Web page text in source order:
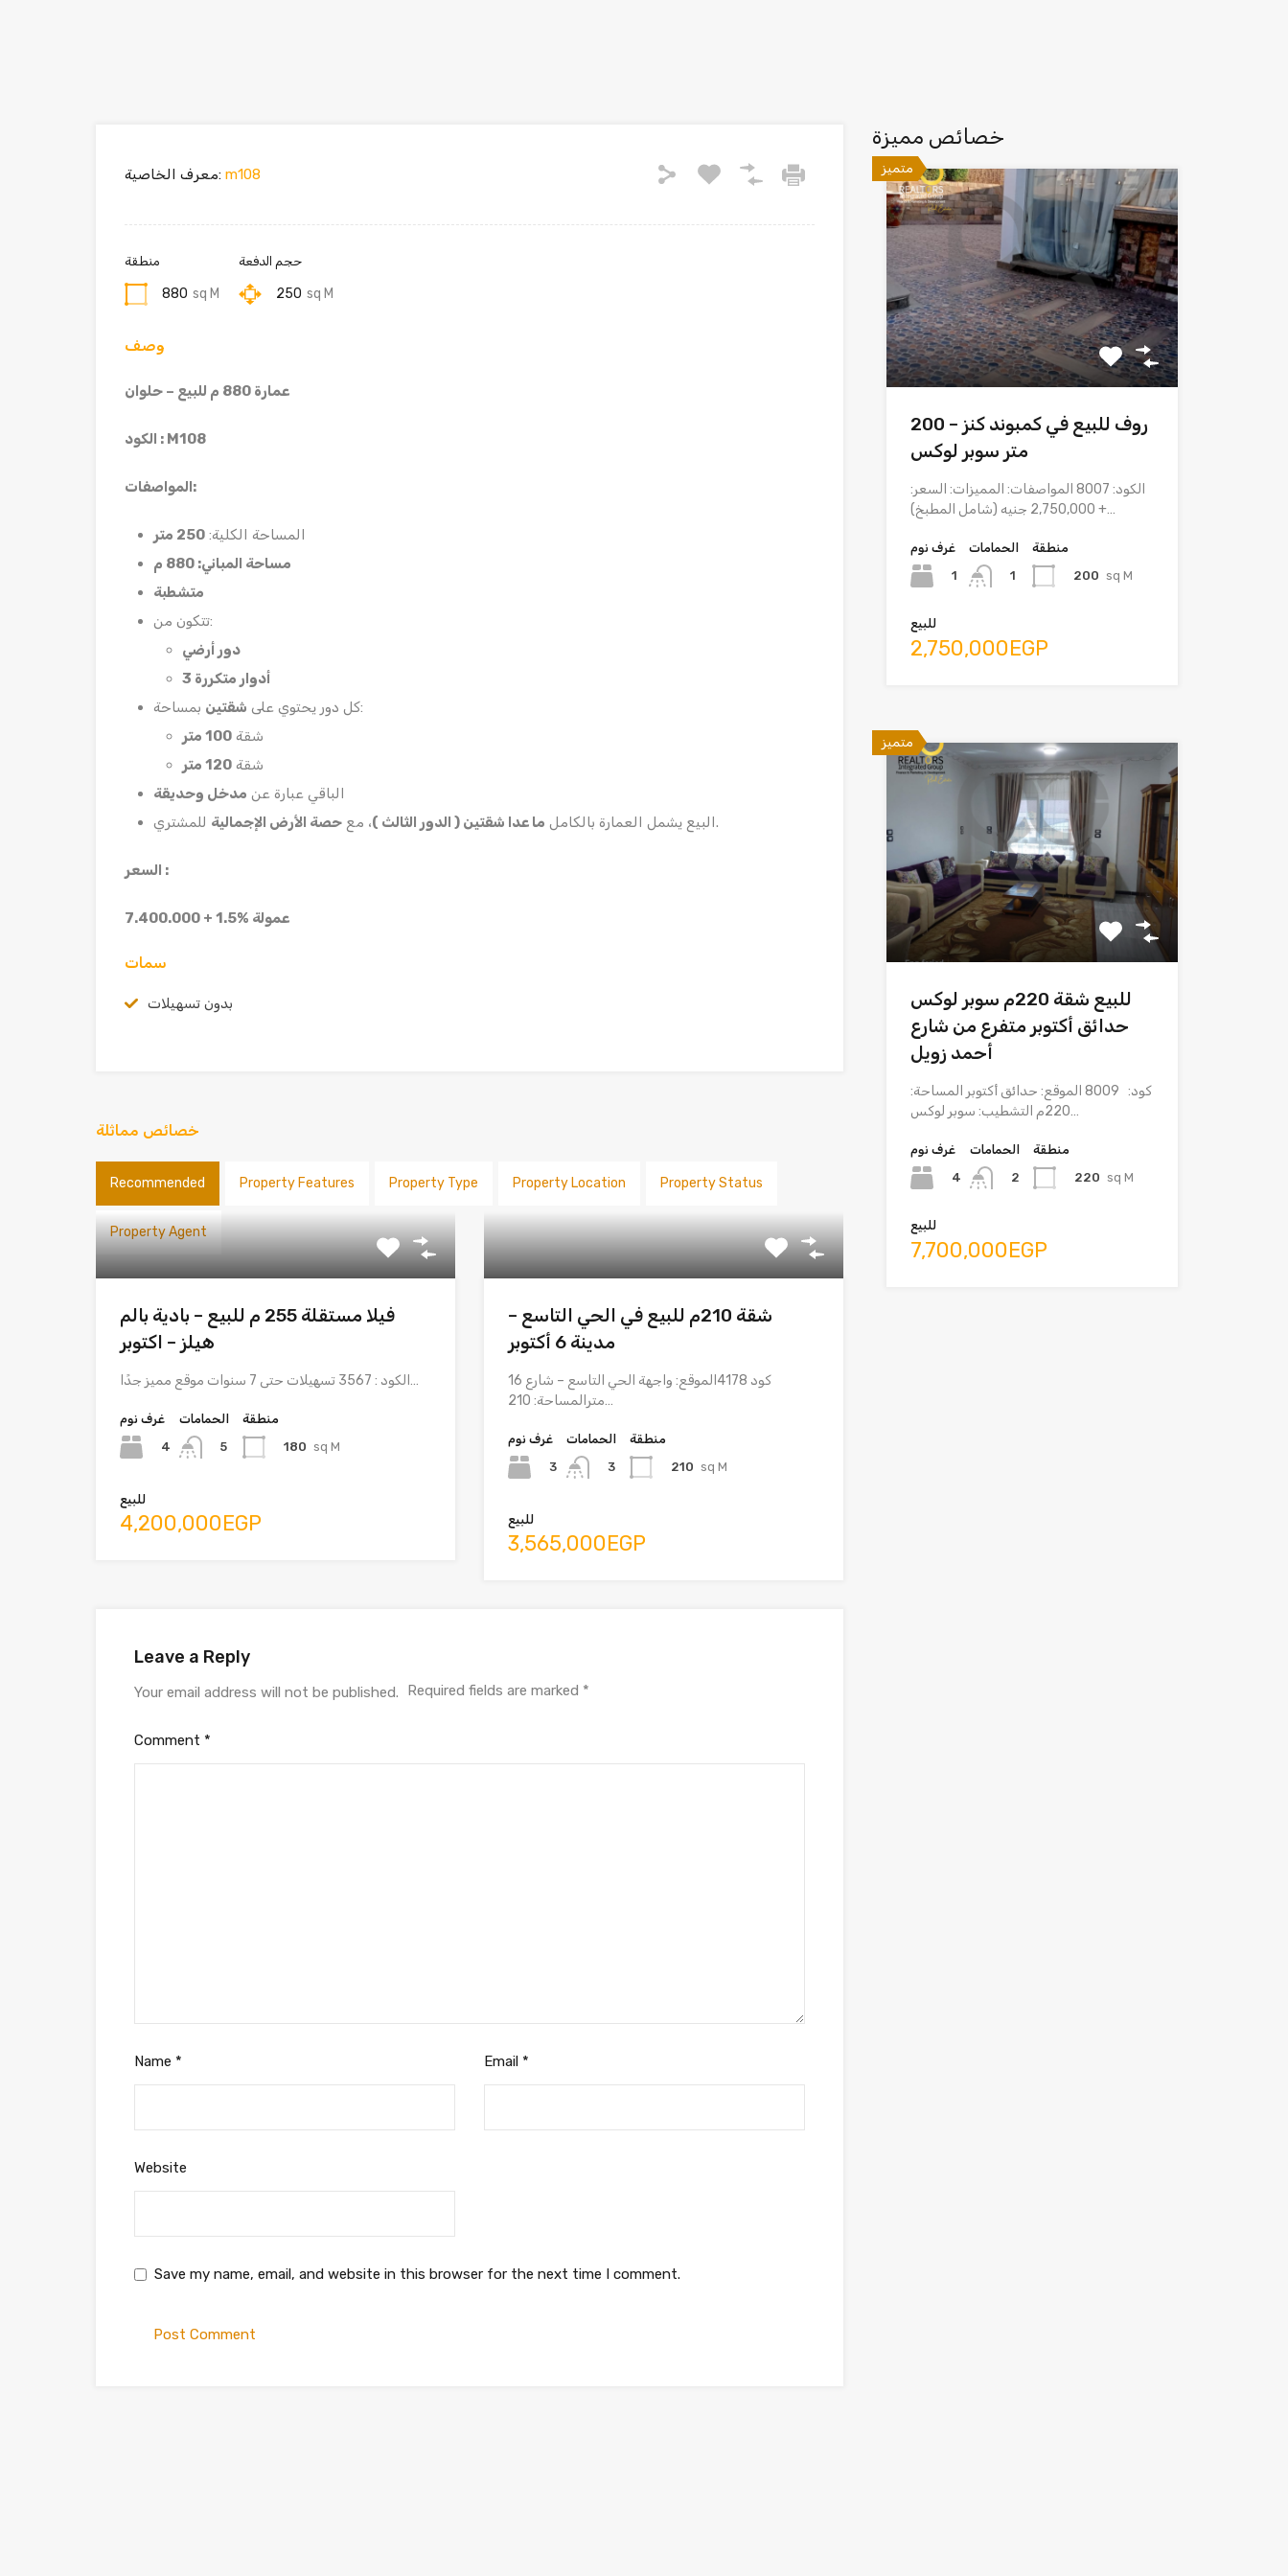
معرف الخاصية: m108
منطقة
880 sq M
حجم الدفعة
250 sq M
وصف
عمارة 880 م للبيع – حلوان
الكود : M108
المواصفات:
المساحة الكلية: 250 متر
مساحة المباني: 880 م
متشطبة
تتكون من:
دور أرضي
3 أدوار متكررة
كل دور يحتوي على شقتين
بمساحة:
شقة 100 متر
شقة 120 متر
الباقي عبارة عن مدخل وحديقة
البيع يشمل العمارة بالكامل ما عدا شقتين ( الدور الثالث )، مع حصة الأرض الإجمالية للمشتري.
السعر :
7.400.000 + 1.5% عمولة
سمات
بدون تسهيلات
خصائص مماثلة
Recommended Property Features Property Type Property Location Property Status
Property Agent
فيلا مستقلة 255 م للبيع – بادية بالم
هيلز – اكتوبر
الكود : 3567 تسهيلات حتى 7 سنوات موقع مميز جدًا…
غرف نوم
4
الحمامات
5
منطقة
180 sq M
للبيع
4,200,000EGP
شقة 210م للبيع في الحي التاسع –
مدينة 6 أكتوبر
كود 4178الموقع: واجهة الحي التاسع – شارع 16
مترالمساحة: 210…
غرف نوم
3
الحمامات
3
منطقة
210 sq M
للبيع
3,565,000EGP
Leave a Reply
Your email address will not be published. Required fields are marked *
Comment *
Name * Email *
Website
Save my name, email, and website in this browser for the next time I comment.
خصائص مميزة
متميز
روف للبيع في كمبوند كنز – 200
متر سوبر لوكس
الكود: 8007 المواصفات: المميزات: السعر:
2,750,000 جنيه (شامل المطبخ) +…
غرف نوم
1
الحمامات
1
منطقة
200 sq M
للبيع
2,750,000EGP
متميز
للبيع شقة 220م سوبر لوكس
حدائق أكتوبر متفرع من شارع
أحمد زويل
كود: 8009 الموقع: حدائق أكتوبر المساحة:
220م التشطيب: سوبر لوكس…
غرف نوم
4
الحمامات
2
منطقة
220 sq M
للبيع
7,700,000EGP